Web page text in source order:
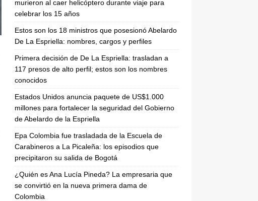
murieron al caer helicóptero durante viaje para
celebrar los 15 años
Estos son los 18 ministros que posesionó Abelardo
De La Espriella: nombres, cargos y perfiles
Primera decisión de De La Espriella: trasladan a
117 presos de alto perfil; estos son los nombres
conocidos
Estados Unidos anuncia paquete de US$1.000
millones para fortalecer la seguridad del Gobierno
de Abelardo de la Espriella
Epa Colombia fue trasladada de la Escuela de
Carabineros a La Picaleña: los episodios que
precipitaron su salida de Bogotá
¿Quién es Ana Lucía Pineda? La empresaria que
se convirtió en la nueva primera dama de
Colombia